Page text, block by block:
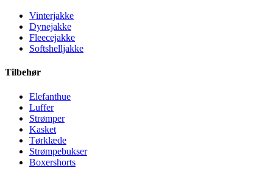
Vinterjakke
Dynejakke
Fleecejakke
Softshelljakke
Tilbehør
Elefanthue
Luffer
Strømper
Kasket
Tørklæde
Strømpebukser
Boxershorts